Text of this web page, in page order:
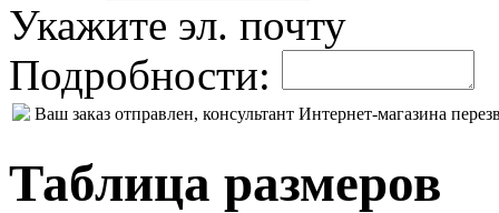
Укажите эл. почту
Подробности:
Ваш заказ отправлен, консультант Интернет-магазина
Таблица размеров